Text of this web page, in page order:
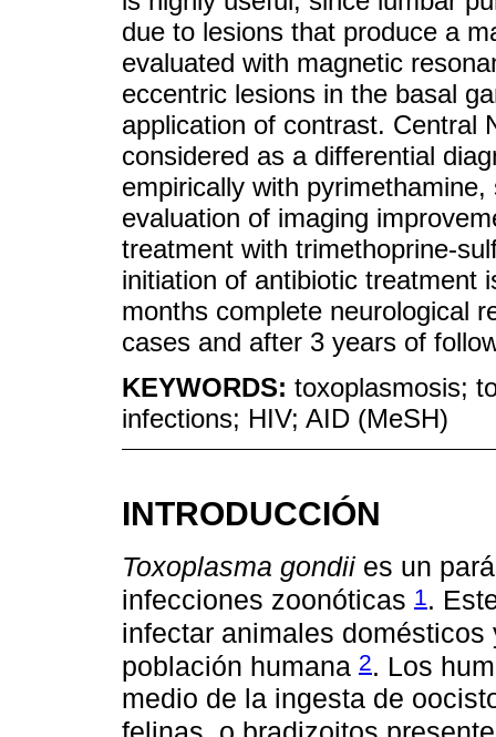
due to lesions that produce a
evaluated with magnetic
eccentric lesions in the basal
application of contrast. Central
considered as a differential
empirically with
evaluation of imaging
treatment with trimethoprine-
initiation of antibiotic treatment
months complete neurological
cases and after 3 years of
KEYWORDS: toxoplasmosis;
infections; HIV; AID (MeSH)
INTRODUCCIÓN
Toxoplasma gondii es un
infecciones zoonóticas 1 .
infectar animales
población humana 2. Los
medio de la ingesta de